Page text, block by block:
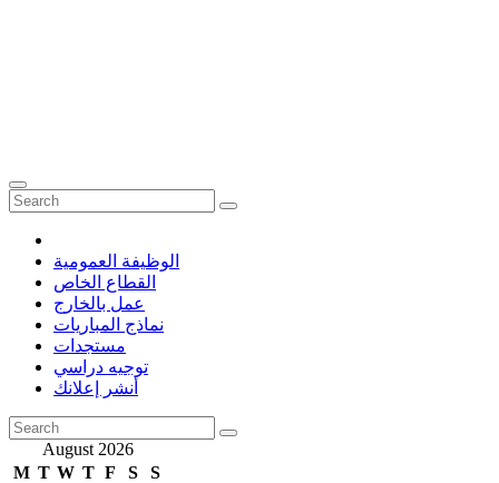
الوظيفة العمومية
القطاع الخاص
عمل بالخارج
نماذج المباريات
مستجدات
توجيه دراسي
أنشر إعلانك
August 2026
M T W T F S
S